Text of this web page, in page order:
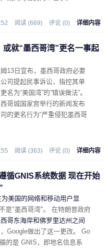
阅读 (669) 评论 (0) 详细内容
或就“墨西哥湾”更名一事起
13日宣布，墨西哥政府必要
司提起民事诉讼，指控其单
名为“美国湾”的“错误做法”。
哥城国家宫举行的新闻发布
的更名行为“严重侵犯墨西哥
阅读 (363) 评论 (0) 详细内容
循GNIS系统数据 现在开始
为美国的网络和移动用户显
是"墨西哥湾"。 在特朗普政府
哥东海岸和佛罗里达州之间
Google做出了这一更改。 Go
的是 GNIS，即地名信息系